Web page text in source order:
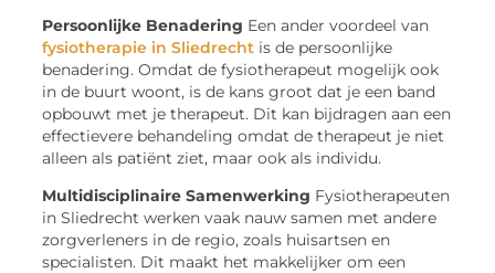
Persoonlijke Benadering Een ander voordeel van
fysiotherapie in Sliedrecht is de persoonlijke
benadering. Omdat de fysiotherapeut mogelijk ook
in de buurt woont, is de kans groot dat je een band
opbouwt met je therapeut. Dit kan bijdragen aan een
effectievere behandeling omdat de therapeut je niet
alleen als patiënt ziet, maar ook als individu.
Multidisciplinaire Samenwerking Fysiotherapeuten
in Sliedrecht werken vaak nauw samen met andere
zorgverleners in de regio, zoals huisartsen en
specialisten. Dit maakt het makkelijker om een